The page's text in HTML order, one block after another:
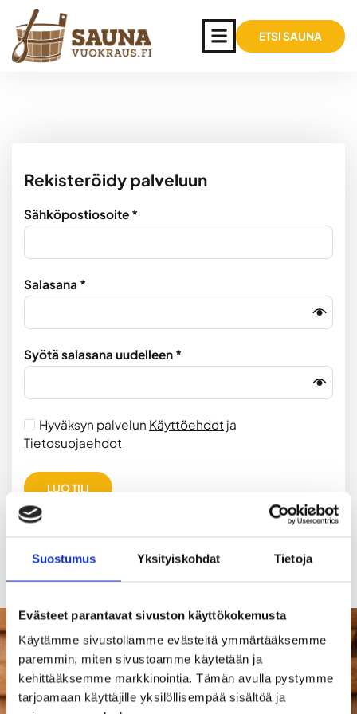
Suostumus Yksityiskohdat Tietoja
Evästeet parantavat sivuston käyttökokemusta
Käytämme sivustollamme evästeitä ymmärtääksemme
paremmin, miten sivustoamme käytetään ja
kehittääksemme markkinointia. Tämän avulla pystymme
tarjoamaan käyttäjille yksilöllisempää sisältöä ja
ETSI SAUNA
Rekisteröidy palveluun
Sähköpostiosoite *
Salasana *
Syötä salasana uudelleen *
Hyväksyn palvelun Käyttöehdot ja
Tietosuojaehdot
LUO TILI
ILMOITA SAUNA
Näy siellä, missä saunoja